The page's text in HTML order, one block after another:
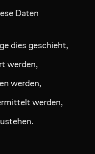
Daten
dies geschieht,
werden,
werden,
werden,